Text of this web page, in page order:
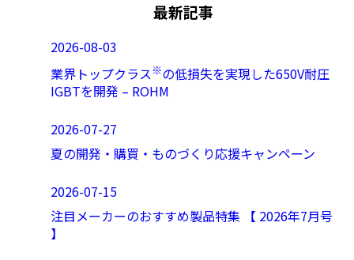
最新記事
2026-08-03
業界トップクラス ※の低損失を実現した650V耐圧
IGBTを開発 – ROHM
2026-07-27
夏の開発・購買・ものづくり応援キャンペーン
2026-07-15
注目メーカーのおすすめ製品特集 【 2026年7月号
】